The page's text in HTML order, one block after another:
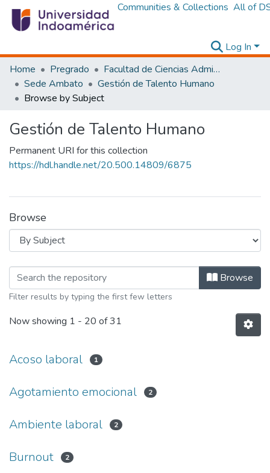
Communities & Collections All of
Log In
Home
Pregrado
Facultad de Ciencias Administrativas y Económicas
Sede Ambato
Gestión de Talento Humano
Browse by Subject
Gestión de Talento Humano
Permanent URI for this collection
https://hdl.handle.net/20.500.14809/6875
Browse
Browsing Gestión de Talento Browse
Filter results by typing the first few letters
Now showing 1 - 20 of 31
Acoso laboral 1
Agotamiento emocional 2
Ambiente laboral 2
Burnout 2